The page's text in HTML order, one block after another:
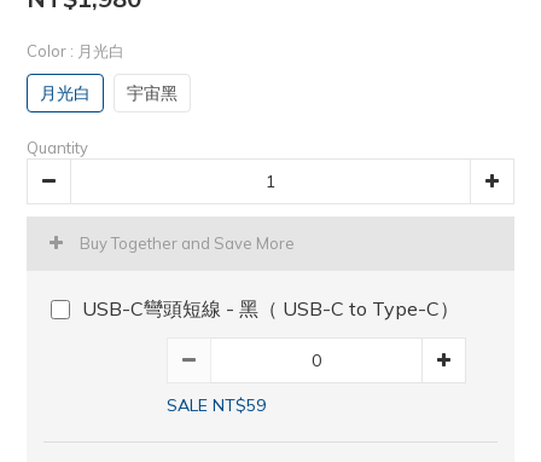
Color : 月光白
月光白 宇宙黑
Quantity
Buy Together and Save More
USB-C彎頭短線 - 黑（ USB-C to Type-C）
SALE NT$59